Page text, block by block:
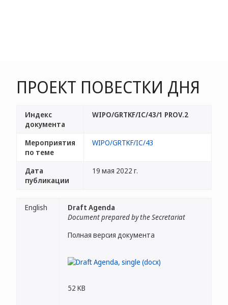
ПРОЕКТ ПОВЕСТКИ ДНЯ
Индекс
документа
WIPO/GRTKF/IC/43/1 PROV.2
Мероприятия
по теме
WIPO/GRTKF/IC/43
Дата
публикации
19 мая 2022 г.
English
Draft Agenda
Document prepared by the Secretariat
Полная версия документа
52 KB